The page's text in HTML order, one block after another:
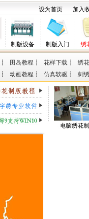
设为首页 加入
制版设备 制版入门 绣
┋ 田岛教程 ┋ 花样下载 ┋
绣
┋ 动画教程 ┋ 仿真软驱 ┋ 刺